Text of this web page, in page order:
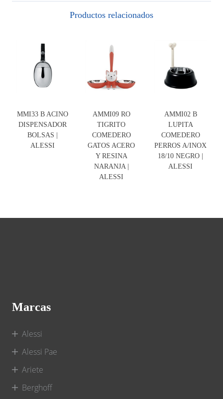
Productos relacionados
MMI33 B ACINO
DISPENSADOR
BOLSAS |
ALESSI
AMMI09 RO
TIGRITO
COMEDERO
GATOS ACERO
Y RESINA
NARANJA |
ALESSI
AMMI02 B
LUPITA
COMEDERO
PERROS A/INOX
18/10 NEGRO |
ALESSI
Marcas
Alessi
Alessi Pae
Ariete
Berghoff